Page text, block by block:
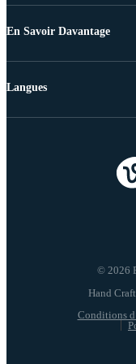
En Savoir Davantage
© 2026
Conditions
Langues